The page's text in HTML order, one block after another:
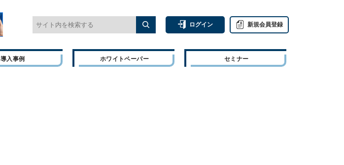
ログイン 新規会員登録
導入事例 ホワイトペーパー セミナー